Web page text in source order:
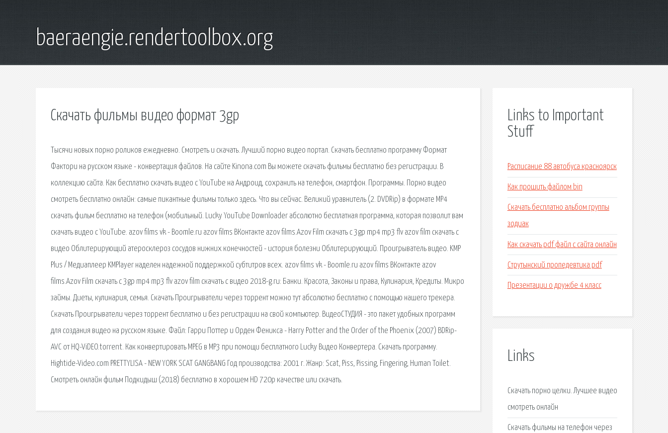
baeraengie.rendertoolbox.org
Скачать фильмы видео формат 3gp
Тысячи новых порно роликов ежедневно. Смотреть и скачать. Лучший порно видео портал. Скачать бесплатно программу Формат
Фактори на русском языке - конвертация файлов. На сайте Kinona.com Вы можете скачать фильмы бесплатно без регистрации. В
коллекцию сайта. Как бесплатно скачать видео с YouTube на Андроид, сохранить на телефон, смартфон. Программы. Порно видео
смотреть бесплатно онлайн: самые пикантные фильмы только здесь. Что вы сейчас. Великий уравнитель (2. DVDRip) в формате MP4
скачать фильм бесплатно на телефон (мобильный. Lucky YouTube Downloader абсолютно бесплатная программа, которая позволит вам
скачать видео с YouTube. azov films vk - Boomle.ru azov films ВКонтакте azov films.Azov Film скачать с 3gp mp4 mp3 flv azov film скачать с
видео Облитерирующий атеросклероз сосудов нижних конечностей - история болезни Облитерирующий. Проигрыватель видео. KMP
Plus / Медиаплеер KMPlayer наделен надежной поддержкой субтитров всех. azov films vk - Boomle.ru azov films ВКонтакте azov
films.Azov Film скачать с 3gp mp4 mp3 flv azov film скачать с видео 2018-g.ru: Банки. Красота, Законы и права, Кулинария, Кредиты. Микро
займы. Диеты, кулинария, семья. Скачать Проигрыватели через торрент можно тут абсолютно бесплатно с помощью нашего трекера.
Скачать Проигрыватели через торрент бесплатно и без регистрации на свой компьютер. ВидеоСТУДИЯ - это пакет удобных программ
для создания видео на русском языке. Файл: Гарри Поттер и Орден Феникса - Harry Potter and the Order of the Phoenix (2007) BDRip-
AVC от HQ-ViDEO.torrent. Как конвертировать MPEG в MP3 при помощи бесплатного Lucky Видео Конвертера. Скачать программу.
Hightide-Video.com PRETTYLISA - NEW YORK SCAT GANGBANG Год производства: 2001 г. Жанр: Scat, Piss, Pissing, Fingering, Human Toilet.
Смотреть онлайн фильм Подкидыш (2018) бесплатно в хорошем HD 720p качестве или скачать.
Links to Important
Stuff
Расписание 88 автобуса красноярск
Как прошить файлом bin
Скачать бесплатно альбом группы
зодиак
Как скачать pdf файл с сайта онлайн
Струтынский пропедевтика pdf
Презентации о дружбе 4 класс
Links
Скачать порно целки. Лучшее видео
смотреть онлайн
Скачать фильмы на телефон через